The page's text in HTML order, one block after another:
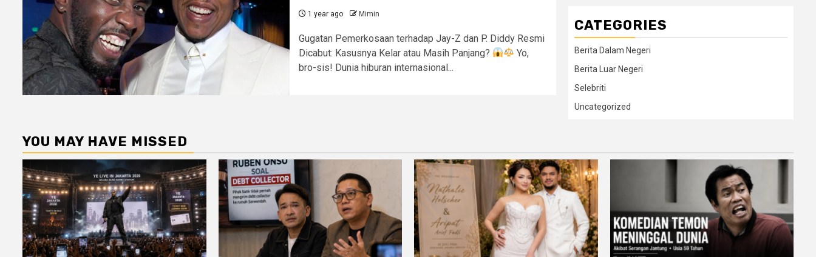
1 year ago Mimin
Gugatan Pemerkosaan terhadap Jay-Z dan P. Diddy Resmi
Dicabut: Kasusnya Kelar atau Masih Panjang?
Yo,
bro-sis! Dunia hiburan internasional...
CATEGORIES
Berita Dalam Negeri
Berita Luar Negeri
Selebriti
Uncategorized
YOU MAY HAVE MISSED